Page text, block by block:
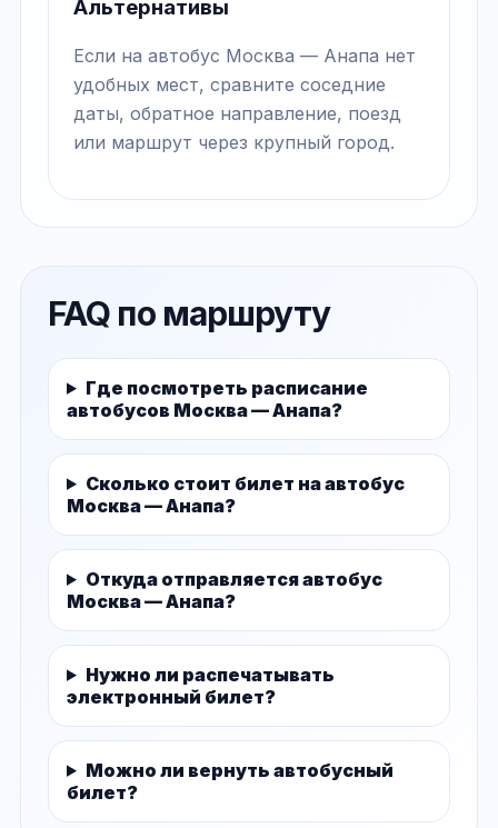
Альтернативы
Если на автобус Москва — Анапа нет
удобных мест, сравните соседние
даты, обратное направление, поезд
или маршрут через крупный город.
FAQ по маршруту
Где посмотреть расписание
автобусов Москва — Анапа?
Сколько стоит билет на автобус
Москва — Анапа?
Откуда отправляется автобус
Москва — Анапа?
Нужно ли распечатывать
электронный билет?
Можно ли вернуть автобусный
билет?